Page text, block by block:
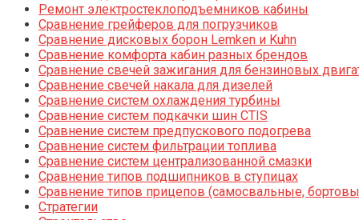
Ремонт электростеклоподъемников кабины
Сравнение грейферов для погрузчиков
Сравнение дисковых борон Lemken и Kuhn
Сравнение комфорта кабин разных брендов
Сравнение свечей зажигания для бензиновых
Сравнение свечей накала для дизелей
Сравнение систем охлаждения турбины
Сравнение систем подкачки шин CTIS
Сравнение систем предпускового подогрева
Сравнение систем фильтрации топлива
Сравнение систем централизованной смазки
Сравнение типов подшипников в ступицах
Сравнение типов прицепов (самосвальные,
Стратегии